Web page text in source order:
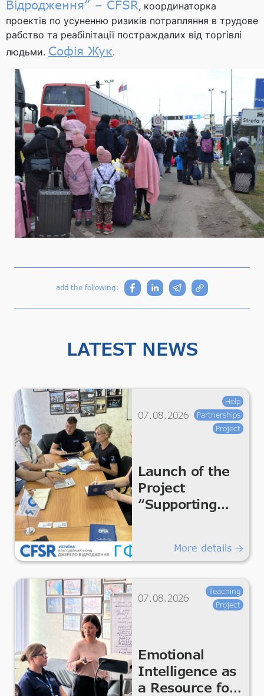
Відродження” – CFSR, координаторка
проектів по усуненню ризиків потрапляння в трудове
рабство та реабілітації постраждалих від торгівлі
людьми. Софія Жук.
add the following:
LATEST NEWS
07.08.2026
Help
Partnerships
Project
Launch of the
Project
“Supporting
for Essential
More details
07.08.2026
Teaching
Project
Emotional
Intelligence as
a Resource for